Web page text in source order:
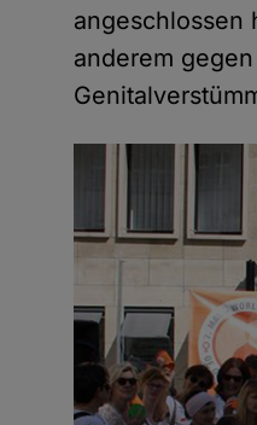
angeschlossen
anderem